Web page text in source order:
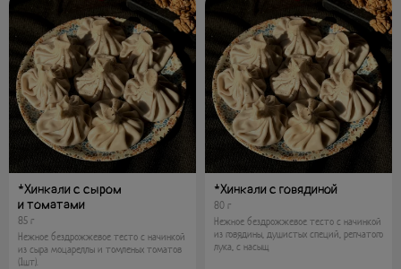
*Хинкали с сыром
и томатами
85 г
Нежное бездрожжевое тесто с начинкой
из сыра моцареллы и томленых томатов
(1шт).
*Хинкали с говядиной
80 г
Нежное бездрожжевое тесто с начинкой
из говядины, душистых специй, репчатого
лука, с насыщ